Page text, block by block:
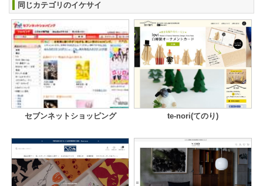
同じカテゴリのイケサイ
セブンネットショッピング te-nori(てのり)